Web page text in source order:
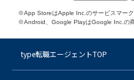
※App StoreはApple Inc.のサービスマーク
※Android、Google PlayはGoogle Inc.の商
type転職エージェントTOP